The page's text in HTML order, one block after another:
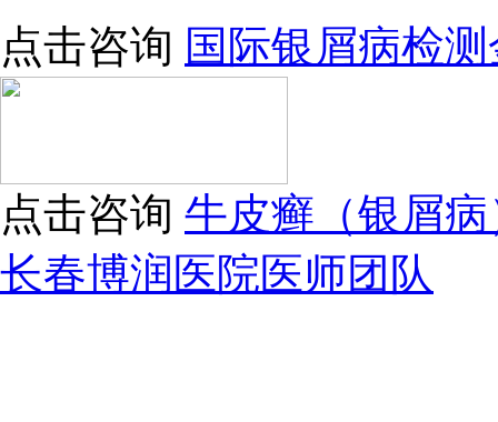
点击咨询 国际银屑病检
点击咨询 牛皮癣（银屑
长春博润医院医师团队